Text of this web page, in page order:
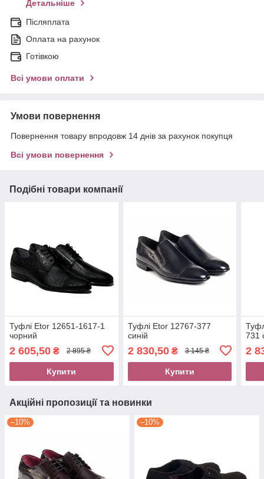
Детальніше
Післяплата
Оплата на рахунок
Готівкою
Всі умови оплати
Умови повернення
Повернення товару впродовж 14 днів за рахунок покупця
Всі умови повернення
Подібні товари компанії
Туфлі Etor 12651-1617-1
чорний
2 605,50 ₴ 2 895 ₴
Купити
Туфлі Etor 12767-377
синій
2 830,50₴ 3 145 ₴
Купити
731
2
Акційні пропозиції та новинки
–10% –10%